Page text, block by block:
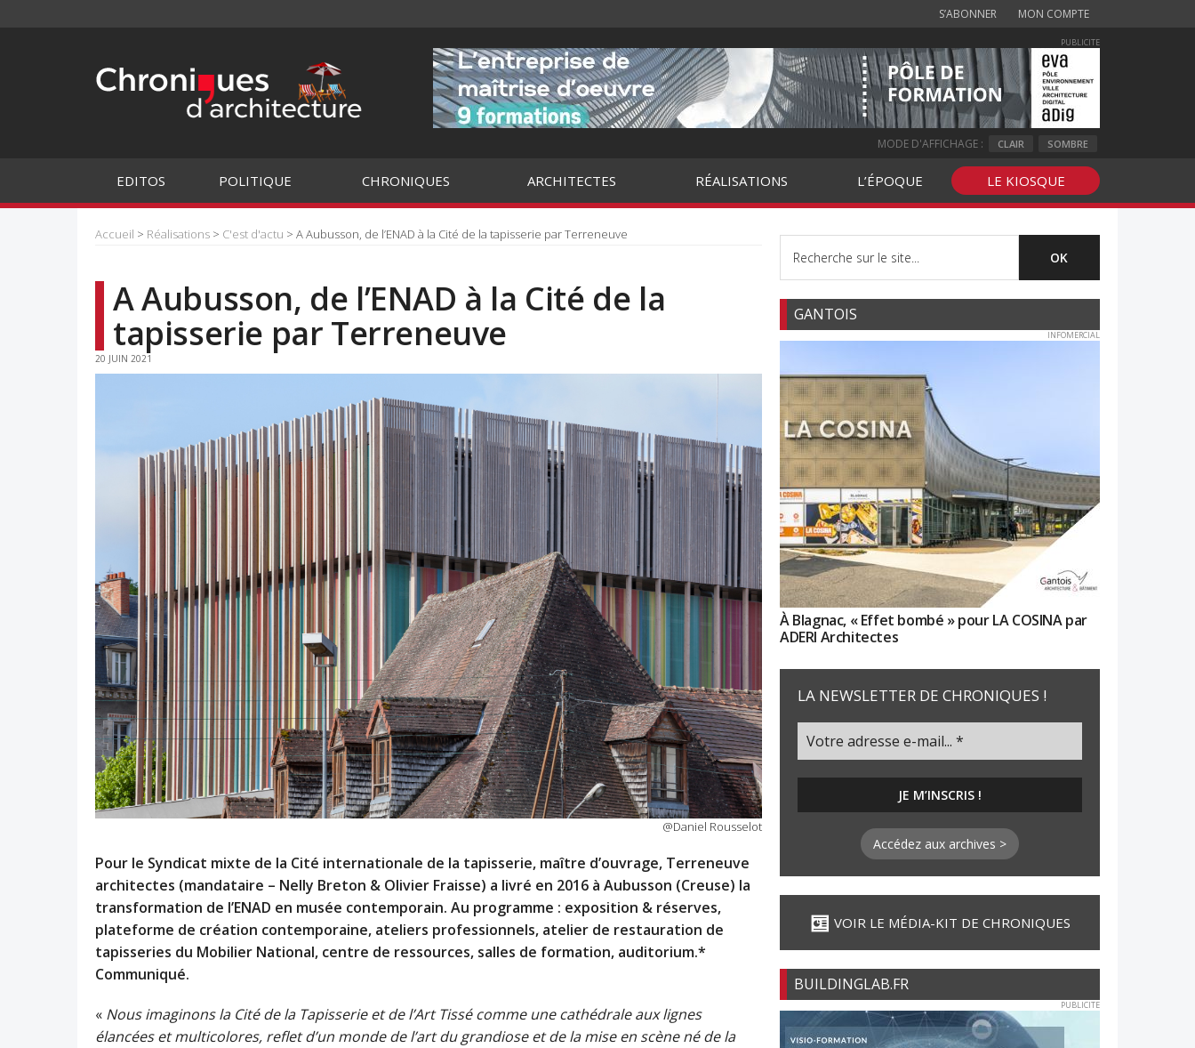
S’ABONNER MON COMPTE
PUBLICITE
MODE D'AFFICHAGE : CLAIR SOMBRE
EDITOS POLITIQUE CHRONIQUES ARCHITECTES RÉALISATIONS L’ÉPOQUE LE KIOSQUE
Accueil > Réalisations > C'est d'actu > A Aubusson, de l’ENAD à la Cité de la tapisserie par Terreneuve
A Aubusson, de l’ENAD à la Cité de la
tapisserie par Terreneuve
20 JUIN 2021
@Daniel Rousselot
Pour le Syndicat mixte de la Cité internationale de la tapisserie, maître d’ouvrage, Terreneuve
architectes (mandataire – Nelly Breton & Olivier Fraisse) a livré en 2016 à Aubusson (Creuse) la
transformation de l’ENAD en musée contemporain. Au programme : exposition & réserves,
plateforme de création contemporaine, ateliers professionnels, atelier de restauration de
tapisseries du Mobilier National, centre de ressources, salles de formation, auditorium.*
Communiqué.
« Nous imaginons la Cité de la Tapisserie et de l’Art Tissé comme une cathédrale aux lignes
élancées et multicolores, reflet d’un monde de l’art du grandiose et de la mise en scène né de la
GANTOIS
INFOMERCIAL
À Blagnac, « Effet bombé » pour LA COSINA par
ADERI Architectes
LA NEWSLETTER DE CHRONIQUES !
Accédez aux archives >
VOIR LE MÉDIA-KIT DE CHRONIQUES
BUILDINGLAB.FR
PUBLICITE